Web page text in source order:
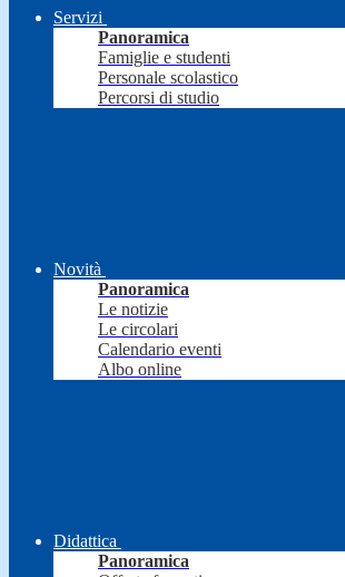
Servizi
Panoramica
Famiglie e studenti
Personale scolastico
Percorsi di studio
Novità
Panoramica
Le notizie
Le circolari
Calendario eventi
Albo online
Didattica
Panoramica